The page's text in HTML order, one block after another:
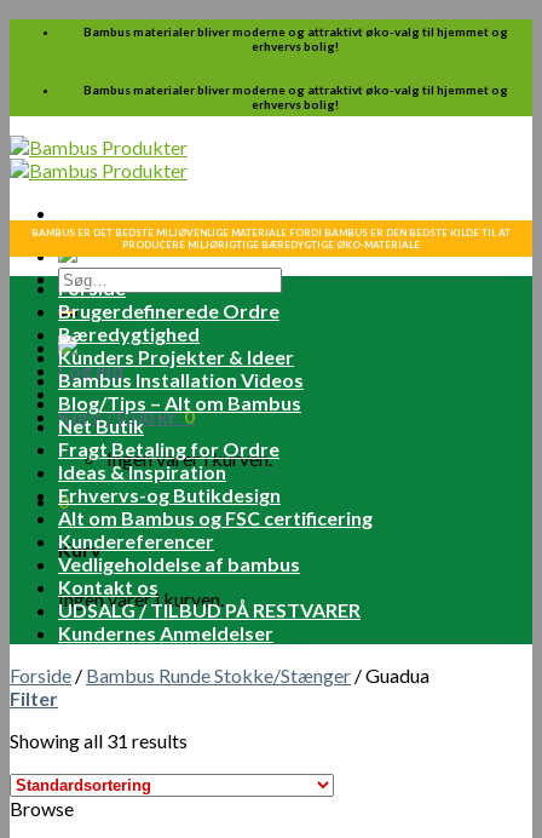
Skip
Bambus materialer bliver moderne og attraktivt øko-valg til hjemmet og
erhvervs bolig!
Bambus materialer bliver moderne og attraktivt øko-valg til hjemmet og
erhvervs bolig!
Søg
efter:
Log ind
Kurv /0.00kr.0
Ingen varer i kurven.
0
Kurv
Ingen varer i kurven.
BAMBUS ER DET BEDSTE MILJØVENLIGE MATERIALE FORDI BAMBUS ER DEN BEDSTE KILDE TIL AT
PRODUCERE MILJØRIGTIGE BÆREDYGTIGE ØKO-MATERIALE
Forside
Brugerdefinerede Ordre
Bæredygtighed
Kunders Projekter & Ideer
Bambus Installation Videos
Blog/Tips – Alt om Bambus
Net Butik
Fragt Betaling for Ordre
Ideas & Inspiration
Erhvervs-og Butikdesign
Alt om Bambus og FSC certificering
Kundereferencer
Vedligeholdelse af bambus
Kontakt os
UDSALG / TILBUD PÅ RESTVARER
Kundernes Anmeldelser
Forside / Bambus Runde Stokke/Stænger /Guadua
Filter
Showing all 31 results
Browse